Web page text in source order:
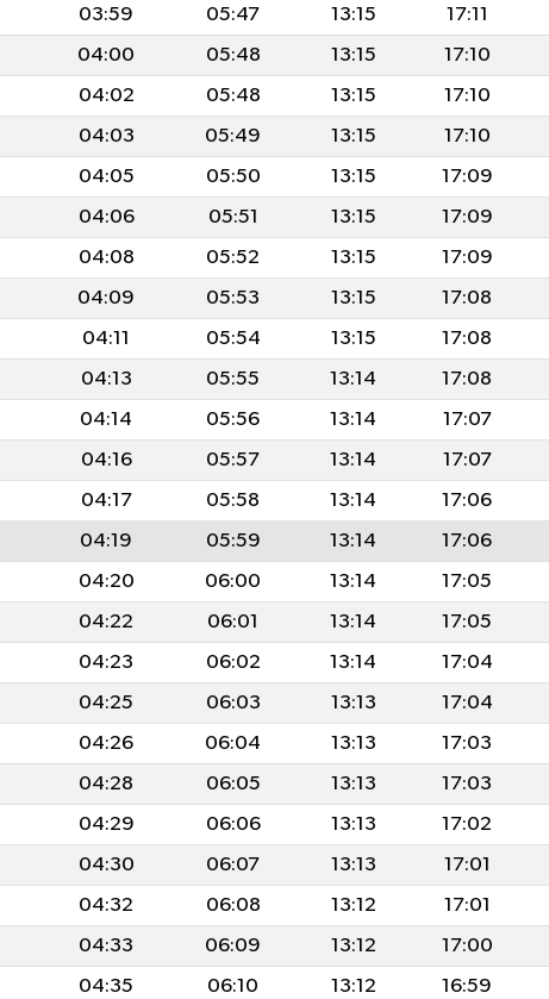
03:59 05:47 13:15 17:11
04:00 05:48 13:15 17:10
04:02 05:48 13:15 17:10
04:03 05:49 13:15 17:10
04:05 05:50 13:15 17:09
04:06 05:51 13:15 17:09
04:08 05:52 13:15 17:09
04:09 05:53 13:15 17:08
04:11 05:54 13:15 17:08
04:13 05:55 13:14 17:08
04:14 05:56 13:14 17:07
04:16 05:57 13:14 17:07
04:17 05:58 13:14 17:06
04:19 05:59 13:14 17:06
04:20 06:00 13:14 17:05
04:22 06:01 13:14 17:05
04:23 06:02 13:14 17:04
04:25 06:03 13:13 17:04
04:26 06:04 13:13 17:03
04:28 06:05 13:13 17:03
04:29 06:06 13:13 17:02
04:30 06:07 13:13 17:01
04:32 06:08 13:12 17:01
04:33 06:09 13:12 17:00
04:35 06:10 13:12 16:59